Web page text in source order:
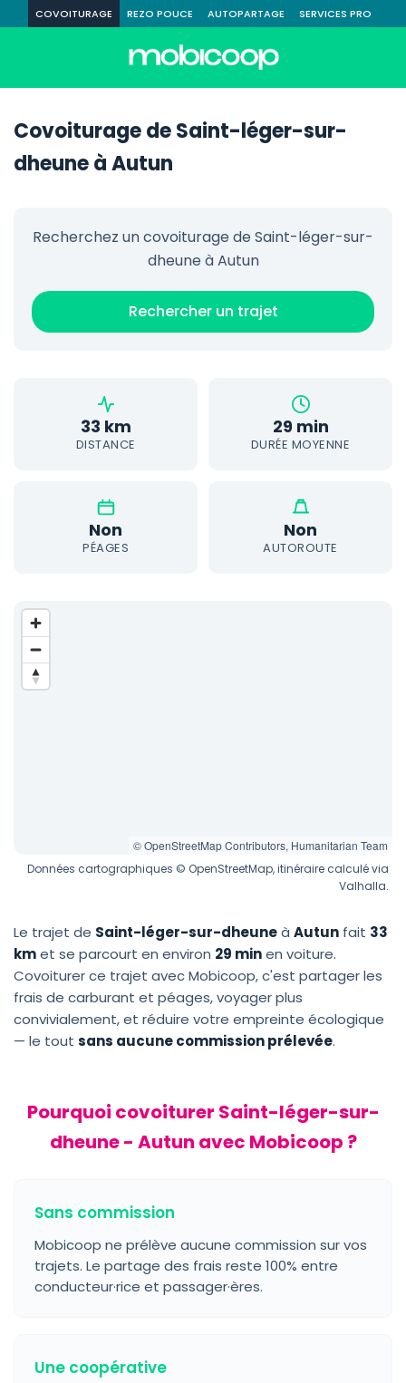
COVOITURAGE REZO POUCE AUTOPARTAGE SERVICES PRO
Covoiturage de Saint-léger-sur-
dheune à Autun
Recherchez un covoiturage de Saint-léger-sur-
dheune à Autun
Rechercher un trajet
33 km
DISTANCE
29 min
DURÉE MOYENNE
Non
PÉAGES
Non
AUTOROUTE
© OpenStreetMap Contributors, Humanitarian Team
Données cartographiques © OpenStreetMap, itinéraire calculé via
Valhalla.
Le trajet de Saint-léger-sur-dheuneà Autun fait 33
kmet se parcourt en environ 29 minen voiture.
Covoiturer ce trajet avec Mobicoop, c'est partager les
frais de carburant et péages, voyager plus
convivialement, et réduire votre empreinte écologique
— le tout sans aucune commission prélevée.
Pourquoi covoiturer Saint-léger-sur-
dheune - Autun avec Mobicoop ?
Sans commission
Mobicoop ne prélève aucune commission sur vos
trajets. Le partage des frais reste 100% entre
conducteur·rice et passager·ères.
Une coopérative